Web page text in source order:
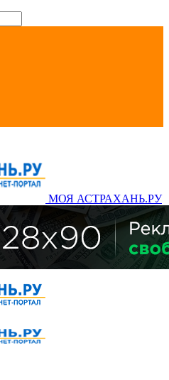
МОЯ АСТРАХАНЬ.РУ